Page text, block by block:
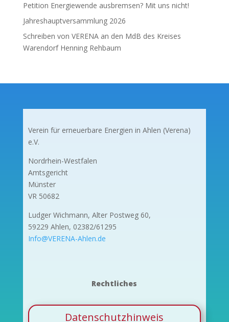
Petition Energiewende ausbremsen? Mit uns nicht!
Jahreshauptversammlung 2026
Schreiben von VERENA an den MdB des Kreises
Warendorf Henning Rehbaum
Verein für erneuerbare Energien in Ahlen (Verena)
e.V.
Nordrhein-Westfalen
Amtsgericht
Münster
VR 50682
Ludger Wichmann, Alter Postweg 60,
59229 Ahlen, 02382/61295
Info@VERENA-Ahlen.de
Rechtliches
Datenschutzhinweis